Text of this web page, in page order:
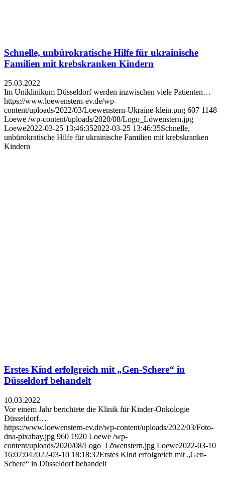
Schnelle, unbürokratische Hilfe für ukrainische
Familien mit krebskranken Kindern
25.03.2022
Im Uniklinikum Düsseldorf werden inzwischen viele Patienten…
https://www.loewenstern-ev.de/wp-
content/uploads/2022/03/Loewenstern-Ukraine-klein.png 607 1148
Loewe /wp-content/uploads/2020/08/Logo_Löwenstern.jpg
Loewe2022-03-25 13:46:352022-03-25 13:46:35Schnelle,
unbürokratische Hilfe für ukrainische Familien mit krebskranken
Kindern
Erstes Kind erfolgreich mit „Gen-Schere“ in
Düsseldorf behandelt
10.03.2022
Vor einem Jahr berichtete die Klinik für Kinder-Onkologie
Düsseldorf…
https://www.loewenstern-ev.de/wp-content/uploads/2022/03/Foto-
dna-pixabay.jpg 960 1920 Loewe /wp-
content/uploads/2020/08/Logo_Löwenstern.jpg Loewe2022-03-10
16:07:042022-03-10 18:18:32Erstes Kind erfolgreich mit „Gen-
Schere“ in Düsseldorf behandelt